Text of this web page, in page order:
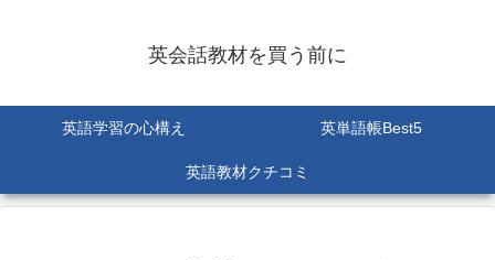
英会話教材を買う前に
英語学習の心構え 英単語帳Best5
英語教材クチコミ